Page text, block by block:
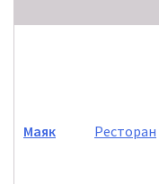
Маяк Ресторан